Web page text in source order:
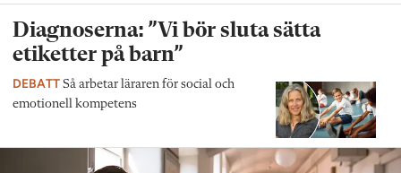
Diagnoserna: ”Vi bör sluta sätta
etiketter på barn”
DEBATT Så arbetar läraren för social och
emotionell kompetens